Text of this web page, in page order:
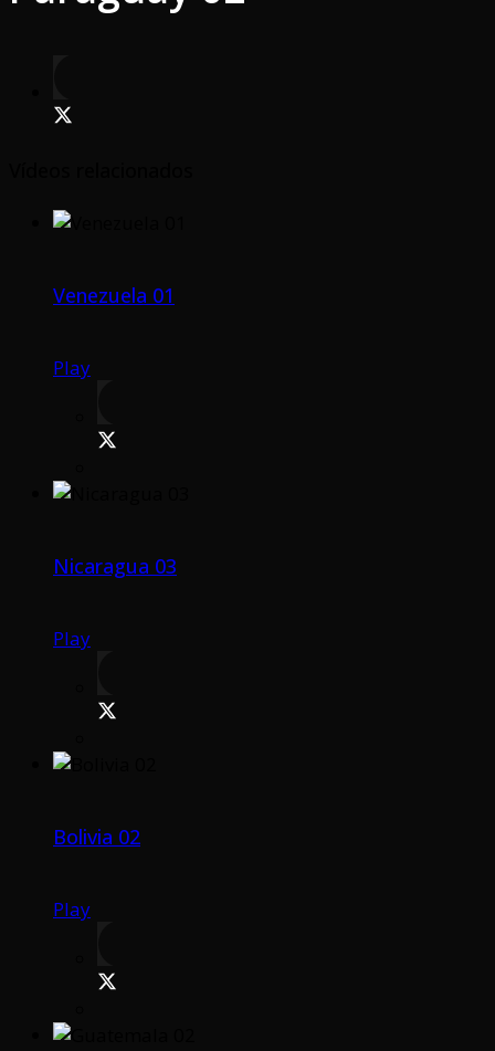
Venezuela 01
Play
Nicaragua 03
Play
Bolivia 02
Play